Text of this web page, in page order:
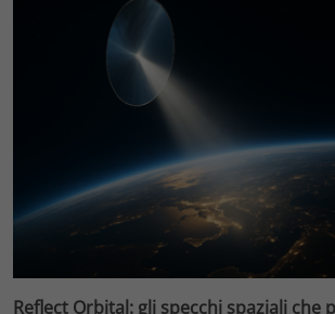
Reflect Orbital: gli specchi spaziali che